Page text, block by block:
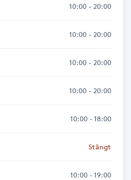
10:00 - 20:00
10:00 - 20:00
10:00 - 20:00
10:00 - 20:00
10:00 - 18:00
Stängt
10:00 - 19:00